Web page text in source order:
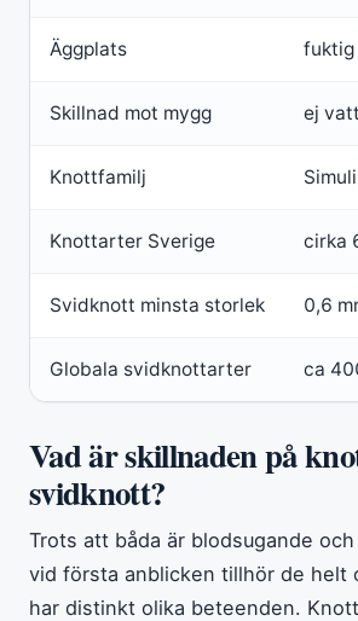
Äggplats fuktig
Skillnad mot mygg ej
Knottfamilj
Knottarter Sverige cirka
Svidknott minsta storlek 0,6
Globala svidknottarter ca
Vad är skillnaden på
svidknott?
Trots att båda är blodsugande
vid första anblicken tillhör de helt
har distinkt olika beteenden.